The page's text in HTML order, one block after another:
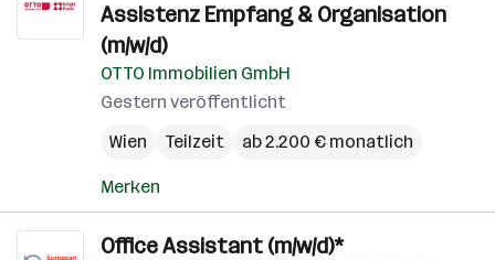
Assistenz Empfang & Organisation
(m/w/d)
OTTO Immobilien GmbH
Gestern veröffentlicht
Wien
Teilzeit ab 2.200 € monatlich
Merken
Office Assistant (m/w/d)*